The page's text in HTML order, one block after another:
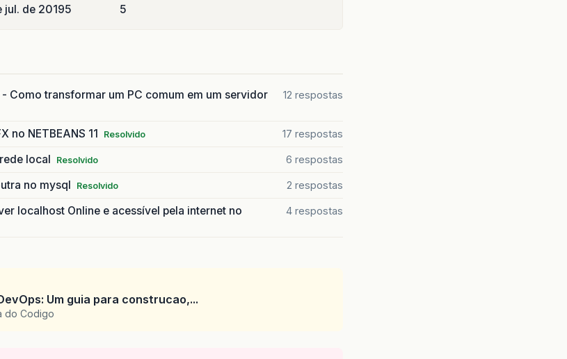
jul. de 20195 5
- Como transformar um PC comum em um servidor
12 respostas
no NETBEANS 11 Resolvido 17 respostas
local Resolvido 6 respostas
no mysql Resolvido 2 respostas
localhost Online e acessível pela internet no
4 respostas
Um guia para construcao,...
do Codigo